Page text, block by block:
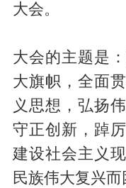
大会。
大会的主题是
大旗帜，全面
义思想，弘扬
守正创新，踔
建设社会主义
民族伟大复兴而